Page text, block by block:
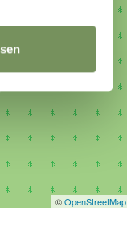
©OpenStreetMap